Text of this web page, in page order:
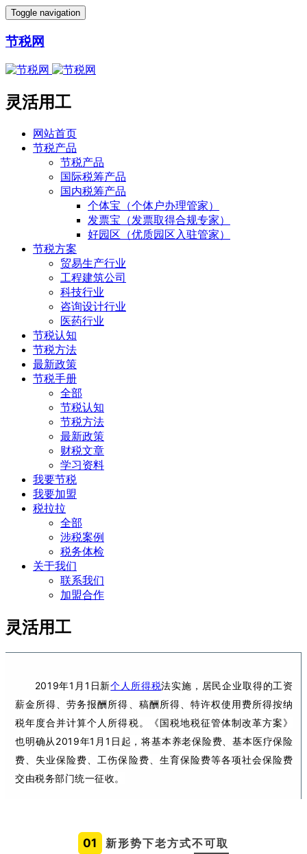
Toggle navigation
节税网
灵活用工
网站首页
节税产品
节税产品
国际税筹产品
国内税筹产品
个体宝（个体户办理管家）
发票宝（发票取得合规专家）
好园区（优质园区入驻管家）
节税方案
贸易生产行业
工程建筑公司
科技行业
咨询设计行业
医药行业
节税认知
节税方法
最新政策
节税手册
全部
节税认知
节税方法
最新政策
财税文章
学习资料
我要节税
我要加盟
税拉拉
全部
涉税案例
税务体检
关于我们
联系我们
加盟合作
灵活用工
2019年1月1日新个人所得税法实施，居民企业取得的工资
薪金所得、劳务报酬所得、稿酬所得、特许权使用费所得按纳
税年度合并计算个人所得税。《国税地税征管体制改革方案》
也明确从2019年1月1日起，将基本养老保险费、基本医疗保险
费、失业保险费、工伤保险费、生育保险费等各项社会保险费
交由税务部门统一征收。
01 新形势下老方式不可取